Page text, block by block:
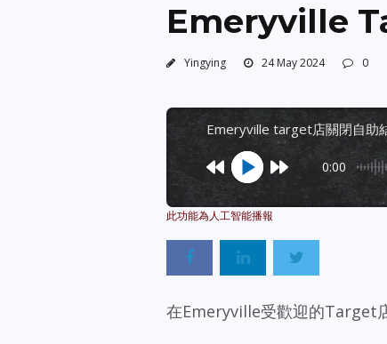
Emeryville
Yingying 24 May 2024 0
emeryville target店關閉自助
0:00
在Emeryville受歡迎的Target